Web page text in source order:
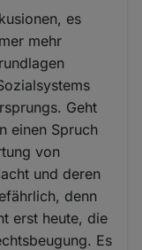
es
mehr
Geht
einen Spruch
von
und deren
denn
erst heute, die
Es